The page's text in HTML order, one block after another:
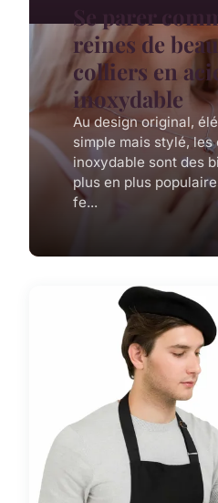
Se parer
reines de
colliers en
inoxydable
Au design original,
simple mais stylé,
inoxydable sont des
plus en plus
fe...